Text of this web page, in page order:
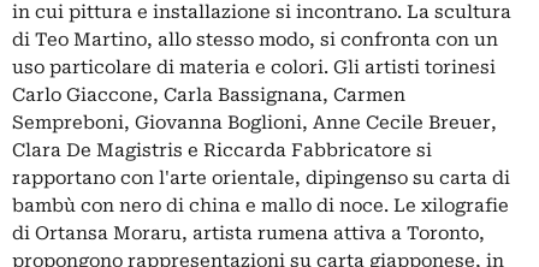
in cui pittura e installazione si incontrano. La scultura
di Teo Martino, allo stesso modo, si confronta con un
uso particolare di materia e colori. Gli artisti torinesi
Carlo Giaccone, Carla Bassignana, Carmen
Sempreboni, Giovanna Boglioni, Anne Cecile Breuer,
Clara De Magistris e Riccarda Fabbricatore si
rapportano con l'arte orientale, dipingenso su carta di
bambù con nero di china e mallo di noce. Le xilografie
di Ortansa Moraru, artista rumena attiva a Toronto,
propongono rappresentazioni su carta giapponese, in